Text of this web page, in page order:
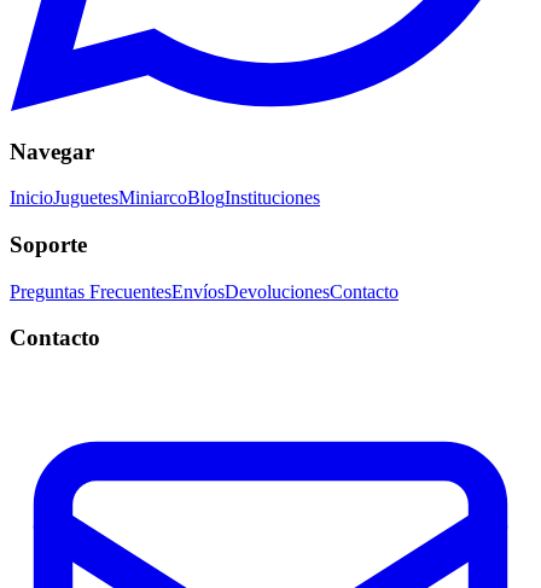
Navegar
InicioJuguetesMiniarcoBlogInstituciones
Soporte
Preguntas FrecuentesEnvíosDevolucionesContacto
Contacto